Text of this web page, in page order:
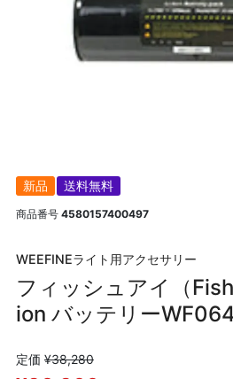
新品 送料無料
商品番号 4580157400497
WEEFINEライト用アクセサリー
フィッシュアイ（
ion バッテリー
定価 ¥38,280